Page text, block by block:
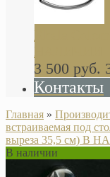
Khala
НАЛИЧИИ
3 500 руб.
Контакты
Главная »
встраиваемая под
выреза 35,5 см) В
В наличии